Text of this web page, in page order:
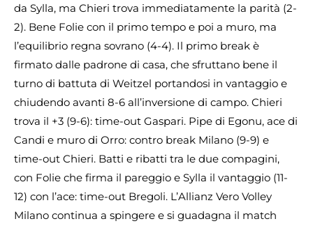
da Sylla, ma Chieri trova immediatamente la parità (2-
2). Bene Folie con il primo tempo e poi a muro, ma
l’equilibrio regna sovrano (4-4). Il primo break è
firmato dalle padrone di casa, che sfruttano bene il
turno di battuta di Weitzel portandosi in vantaggio e
chiudendo avanti 8-6 all’inversione di campo. Chieri
trova il +3 (9-6): time-out Gaspari. Pipe di Egonu, ace di
Candi e muro di Orro: contro break Milano (9-9) e
time-out Chieri. Batti e ribatti tra le due compagini,
con Folie che firma il pareggio e Sylla il vantaggio (11-
12) con l’ace: time-out Bregoli. L’Allianz Vero Volley
Milano continua a spingere e si guadagna il match